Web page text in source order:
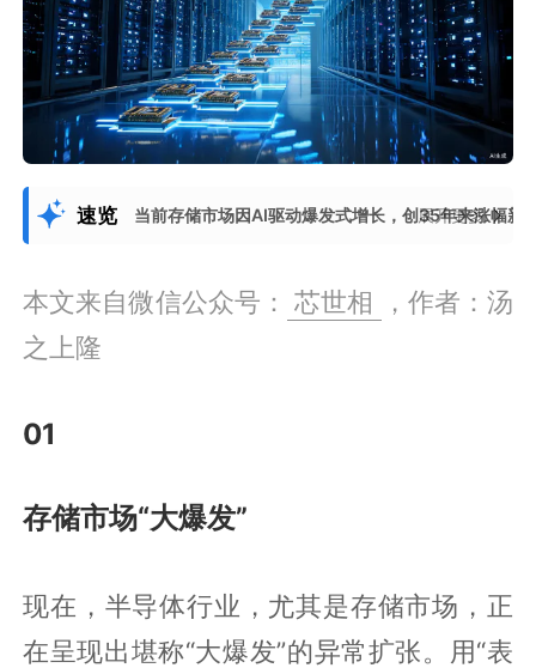
速览 当前存储市场因AI驱动爆发式增长，创35年来涨幅新
展开更多
本文来自微信公众号： 芯世相
，作者：汤
之上隆
01
存储市场“大爆发”
现在，半导体行业，尤其是存储市场，正
在呈现出堪称“大爆发”的异常扩张。用“表